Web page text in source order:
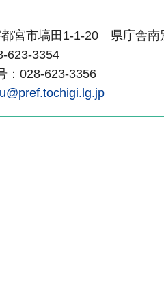
都宮市塙田1-1-20 県庁舎南
623-3354
：028-623-3356